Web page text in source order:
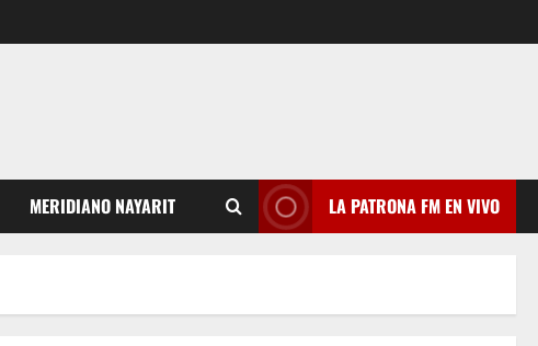
MERIDIANO NAYARIT LA PATRONA FM EN VIVO